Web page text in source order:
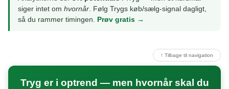
siger intet om hvornår. Følg Trygs køb/sælg-signal dagligt,
så du rammer timingen. Prøv gratis →
↑ Tilbage til navigation
Tryg er i optrend — men hvornår skal du